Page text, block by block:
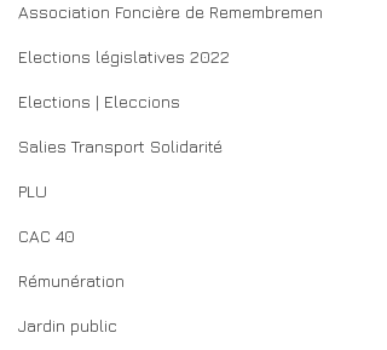
Association Foncière de Remembremen
Elections législatives 2022
Elections | Eleccions
Salies Transport Solidarité
PLU
CAC 40
Rémunération
Jardin public